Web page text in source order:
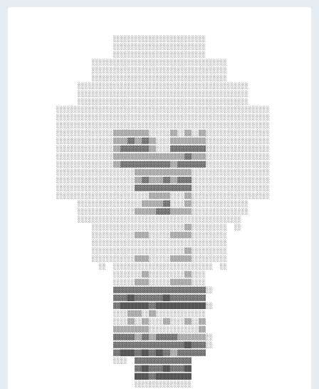
                  ░░░░░░░░░░░░░░░░░░░░░░░░░░
                  ░░░░░░░░░░░░░░░░░░░░░░░░░░
                  ░░░░░░░░░░░░░░░░░░░░░░░░░░
            ░░░░░░░░░░░░░░░░░░░░░░░░░░░░░░░░░░░░░░
            ░░░░░░░░░░░░░░░░░░░░░░░░░░░░░░░░░░░░░░
            ░░░░░░░░░░░░░░░░░░░░░░░░░░░░░░░░░░░░░░
        ░░░░░░░░░░░░░░░░░░░░░░░░░░░░░░░░░░░░░░░░░░░░░░░░
        ░░░░░░░░░░░░░░░░░░░░░░░░░░░░░░░░░░░░░░░░░░░░░░░░
        ░░░░░░░░░░░░░░░░░░░░░░░░░░░░░░░░░░░░░░░░░░░░░░░░
  ░░░░░░░░░░░░░░░░░░░░░░░░░░░░░░░░░░░░░░░░░░░░░░░░░░░░░░░░░░░░
  ░░░░░░░░░░░░░░░░░░░░░░░░░░░░░░░░░░░░░░░░░░░░░░░░░░░░░░░░░░░░
  ░░░░░░░░░░░░░░░░░░░░░░░░░░░░░░░░░░░░░░░░░░░░░░░░░░░░░░░░░░░░
  ░░░░░░░░░░░░░░░░▒▒▒▒▒▒▒▒▒▒░░░░░░▒▒░░▒▒░░▒▒░░░░░░░░░░░░░░░░░░
  ░░░░░░░░░░░░░░░░▒▒▒▒▓▓▒▒▓▓▒▒░░░░▒▒▒▒▒▒▒▒▒▒░░░░░░░░░░░░░░░░░░
  ░░░░░░░░░░░░░░░░▒▒▓▓▓▓▓▓▓▓▒▒░░░░▓▓▓▓▓▓▓▓▓▓░░░░░░░░░░░░░░░░░░
  ░░░░░░░░░░░░░░░░▒▒▒▒▒▒▒▒▒▒▒▒▒▒▒▒▒▒▒▒▓▓▒▒▒▒░░░░░░░░░░░░░░░░░░
  ░░░░░░░░░░░░░░░░▒▒▓▓▓▓▓▓▓▓▓▓▓▓▓▓▒▒▓▓▓▓▓▓▓▓░░░░░░░░░░░░░░░░░░
  ░░░░░░░░░░░░░░░░░░░░░░▒▒▒▒▒▒▒▒▒▒▒▒▒▒▒▒░░░░░░░░░░░░░░░░░░░░░░
  ░░░░░░░░░░░░░░░░░░░░░░▒▒▓▓▒▒▒▒▓▓▒▒▓▓▓▓░░░░░░░░░░░░░░░░░░░░░░
  ░░░░░░░░░░░░░░░░░░░░░░▓▓▓▓▓▓▓▓▓▓▓▓▓▓▓▓░░░░░░░░░░░░░░░░░░░░░░
  ░░░░░░░░░░░░░░░░░░░░░░░░░░▒▒▒▒▒▒░░░░▒▒░░░░░░░░░░░░░░░░░░░░░░
        ░░░░░░░░░░░░░░░░░░▒▒▒▒▒▒▓▓░░░░▒▒░░░░░░░░░░░░░░░░
        ░░░░░░░░░░░░░░░░▒▒▒▒▒▒▓▓▓▓▒▒▒▒▒▒░░░░░░░░░░░░░░░░
        ░░░░░░░░░░░░░░░░░░░░░░░░░░░░░░░░░░░░░░░░░░░░░░
            ░░░░░░░░░░░░░░░░░░░░░░░░░░▒▒░░░░░░░░░░  ░░
            ░░░░░░░░░░░░▒▒▒▒░░░░░░▒▒▒▒▒▒░░░░░░░░░░
            ░░░░░░░░░░░░░░░░░░░░░░░░░░░░░░░░░░░░░░
            ░░░░░░░░░░░░░░░░░░░░░░░░░░▒▒░░░░░░░░░░
            ░░░░░░░░░░░░▒▒▒▒░░░░░░▒▒▒▒▒▒░░░░░░░░░░
              ░░  ░░░░░░░░░░░░░░░░░░░░░░░░░░░░  ░░
                  ░░░░░░░░▒▒░░░░░░░░░░▒▒░░░░
                  ░░░░░░▒▒▒▒░░░░░░▒▒▒▒▒▒░░░░
                  ▓▓▓▓▓▓▓▓▓▓▓▓▓▓▓▓▓▓▓▓▓▓▓▓▓▓░░
                  ▓▓▓▓██▓▓▓▓▓▓▓▓██▓▓▓▓▓▓▓▓▓▓
                  ▓▓████████▓▓██████████████░░
                  ░░░░▒▒▒▒░░▒▒░░░░░░░░░░░░░░
                  ░░░░▒▒░░▒▒░░░░▒▒░░░░▒▒░░▒▒
                  ▒▒▒▒▒▒▒▒▒▒░░░░░░░░░░░░░░▒▒
                  ▓▓▓▓▓▓▒▒▓▓▒▒▓▓▓▓▓▓▒▒▒▒▒▒▒▒░░
                  ▓▓▓▓▓▓▓▓▓▓▓▓▓▓▓▓▓▓▓▓██▓▓▓▓░░
                  ▓▓████▓▓██▓▓██▓▓▒▒▓▓▓▓▓▓▓▓
                  ░░░░  ▓▓▓▓▓▓▓▓▓▓▓▓▓▓▓▓
                        ▓▓██▓▓▓▓██▓▓▓▓██
                        ████▓▓██████████
                        ░░░░░░░░░░░░░░░░